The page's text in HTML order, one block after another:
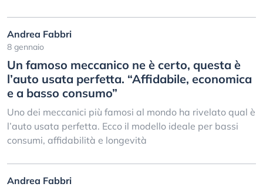
Andrea Fabbri
8 gennaio
Un famoso meccanico ne è certo, questa è
l’auto usata perfetta. “Affidabile, economica
e a basso consumo”
Uno dei meccanici più famosi al mondo ha rivelato qual è
l’auto usata perfetta. Ecco il modello ideale per bassi
consumi, affidabilità e longevità
Andrea Fabbri